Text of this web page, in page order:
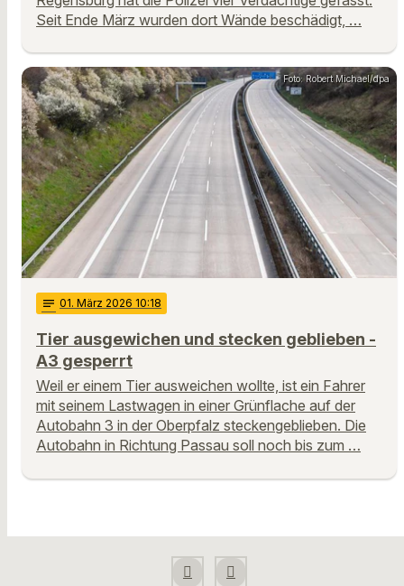
Seit Ende März wurden dort Wände beschädigt, …
Foto: Robert Michael/dpa
notes 01. März 2026 10:18
Tier ausgewichen und stecken geblieben -
A3 gesperrt
Weil er einem Tier ausweichen wollte, ist ein Fahrer
mit seinem Lastwagen in einer Grünflache auf der
Autobahn 3 in der Oberpfalz steckengeblieben. Die
Autobahn in Richtung Passau soll noch bis zum …